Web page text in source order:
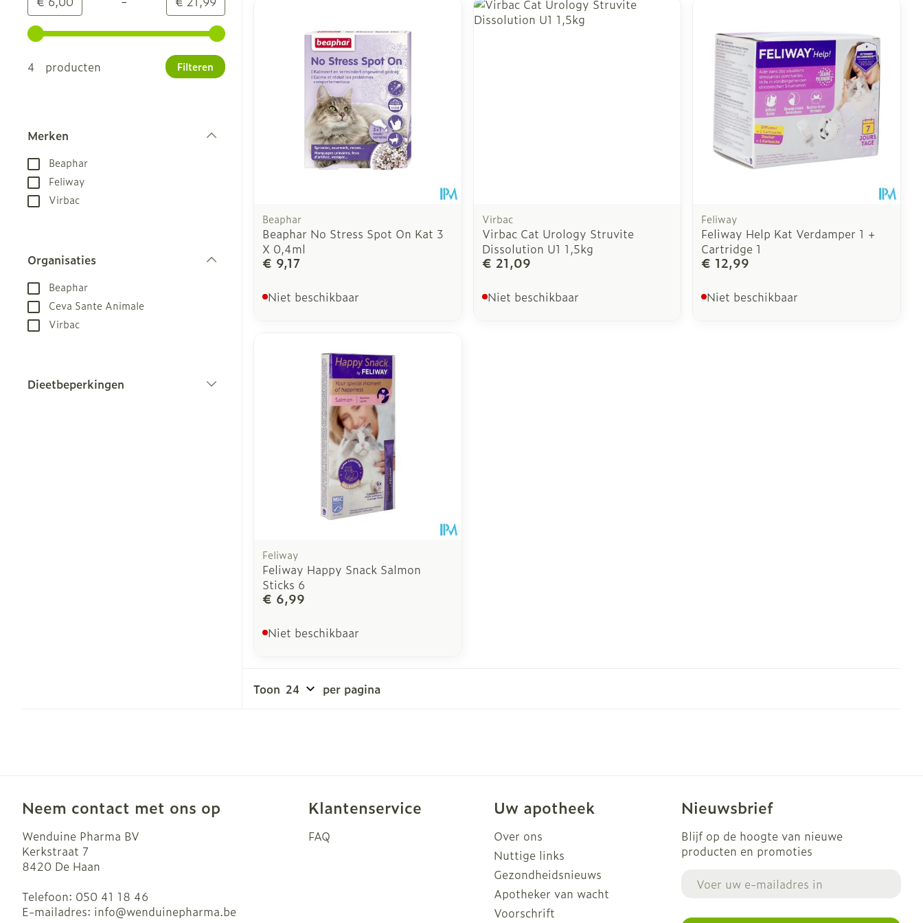
Gebruik de pijltjestoetsen links en rechts om de minimale en maximale prijswaarden aan te passen.
4 producten
Filteren
Merken
Beaphar
Feliway
Virbac
Organisaties
Beaphar
Ceva Sante Animale
Virbac
Dieetbeperkingen
Beaphar
Beaphar No Stress Spot On Kat 3
X 0,4ml
€ 9,17
Niet beschikbaar
Virbac
Virbac Cat Urology Struvite
Dissolution U1 1,5kg
€ 21,09
Niet beschikbaar
Feliway
Feliway Help Kat Verdamper 1 +
Cartridge 1
€ 12,99
Niet beschikbaar
Feliway
Feliway Happy Snack Salmon
Sticks 6
€ 6,99
Niet beschikbaar
Toon per pagina
Neem contact met ons op
Wenduine Pharma BV
Kerkstraat 7
8420 De Haan
Telefoon: 050 41 18 46
E-mailadres: info@wenduinepharma.be
Klantenservice
FAQ
Uw apotheek
Over ons
Nuttige links
Gezondheidsnieuws
Apotheker van wacht
Voorschrift
Nieuwsbrief
Blijf op de hoogte van nieuwe
producten en promoties